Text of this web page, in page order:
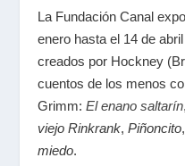
La Fundación Canal
enero hasta el 14 de
creados por Hockney
cuentos de los menos
Grimm:El enano saltarín,
viejo Rinkrank,Piñoncito
miedo.